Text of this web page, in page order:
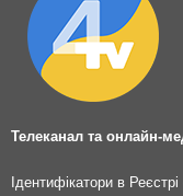
Телеканал та онлайн-
Ідентифікатори в